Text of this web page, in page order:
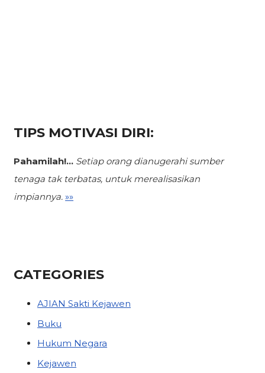
TIPS MOTIVASI DIRI:
Pahamilah!... Setiap orang dianugerahi sumber
tenaga tak terbatas, untuk merealisasikan
impiannya. »»
CATEGORIES
AJIAN Sakti Kejawen
Buku
Hukum Negara
Kejawen